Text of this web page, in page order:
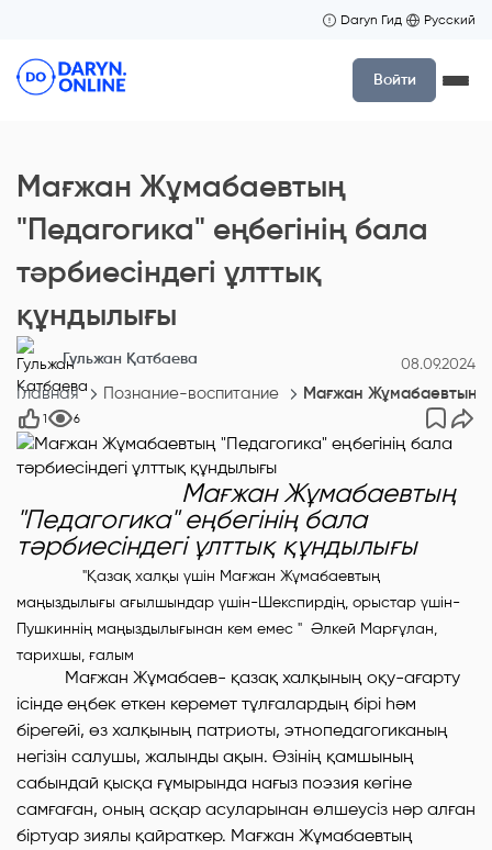
Daryn Гид Русский
Войти
Мағжан Жұмабаевтың
"Педагогика" еңбегінің бала
тәрбиесіндегі ұлттық
құндылығы
Гульжан Қатбаева 08.09.2024
Главная Познание-воспитание Мағжан Жұмабаевтың
1 6
Мағжан Жұмабаевтың
"Педагогика" еңбегінің бала
тәрбиесіндегі ұлттық құндылығы
"Қазақ халқы үшін Мағжан Жұмабаевтың
маңыздылығы ағылшындар үшін-Шекспирдің, орыстар үшін-
Пушкиннің маңыздылығынан кем емес " Әлкей Марғұлан,
тарихшы, ғалым
Мағжан Жұмабаев- қазақ халқының оқу-ағарту
ісінде еңбек еткен керемет тұлғалардың бірі һәм
бірегейі, өз халқының патриоты, этнопедагогиканың
негізін салушы, жалынды ақын. Өзінің қамшының
сабындай қысқа ғұмырында нағыз поэзия көгіне
самғаған, оның асқар асуларынан өлшеусіз нәр алған
біртуар зиялы қайраткер. Мағжан Жұмабаевтың